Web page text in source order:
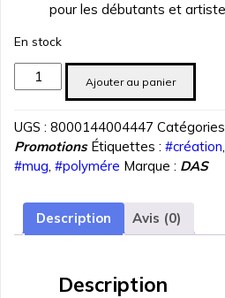
pour les débutants et
En stock
quantité
de
POLYMERE
DAS
SMART
CARMIN
Ajouter au panier
UGS : 8000144004447
Promotions Étiquettes : #création
#mug #polymére Marque : DAS
Description Avis (0)
Description